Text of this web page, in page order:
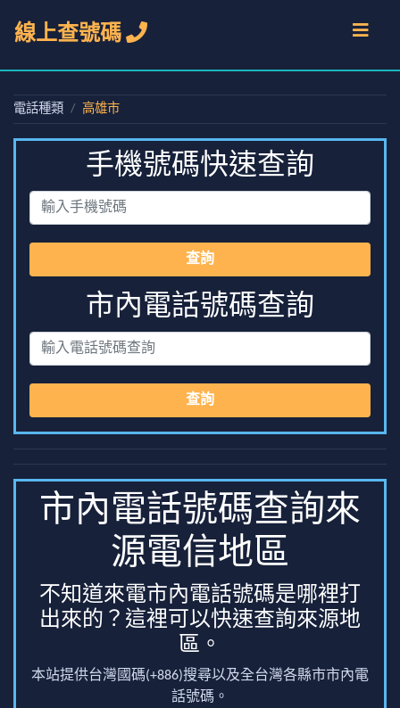
線上查號碼
電話種類 高雄市
手機號碼快速查詢
查詢
市內電話號碼查詢
查詢
市內電話號碼查詢來
源電信地區
不知道來電市內電話號碼是哪裡打
出來的？這裡可以快速查詢來源地
區。
本站提供台灣國碼(+886)搜尋以及全台灣各縣市市內電
話號碼。